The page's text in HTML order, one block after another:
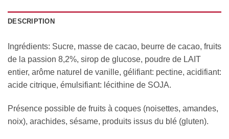
DESCRIPTION
Ingrédients: Sucre, masse de cacao, beurre de cacao, fruits
de la passion 8,2%, sirop de glucose, poudre de LAIT
entier, arôme naturel de vanille, gélifiant: pectine, acidifiant:
acide citrique, émulsifiant: lécithine de SOJA.
Présence possible de fruits à coques (noisettes, amandes,
noix), arachides, sésame, produits issus du blé (gluten).